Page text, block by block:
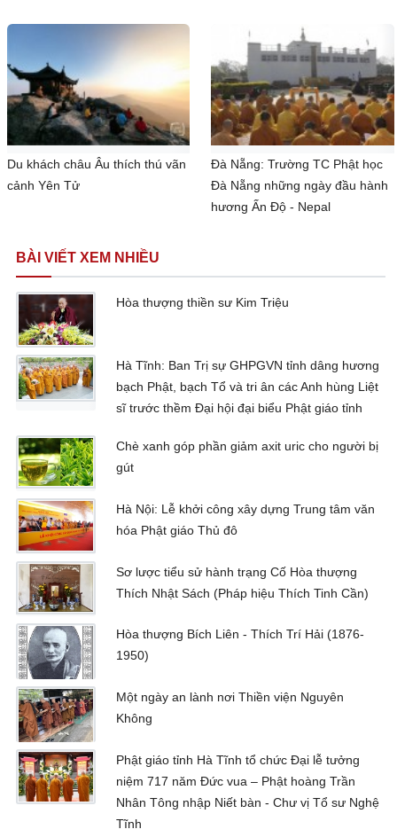
Du khách châu Âu thích thú vãn
cảnh Yên Tử
Đà Nẵng: Trường TC Phật học
Đà Nẵng những ngày đầu hành
hương Ấn Độ - Nepal
BÀI VIẾT XEM NHIỀU
Hòa thượng thiền sư Kim Triệu
Hà Tĩnh: Ban Trị sự GHPGVN tỉnh dâng hương
bạch Phật, bạch Tổ và tri ân các Anh hùng Liệt
sĩ trước thềm Đại hội đại biểu Phật giáo tỉnh
Chè xanh góp phần giảm axit uric cho người bị
gút
Hà Nội: Lễ khởi công xây dựng Trung tâm văn
hóa Phật giáo Thủ đô
Sơ lược tiểu sử hành trạng Cố Hòa thượng
Thích Nhật Sách (Pháp hiệu Thích Tinh Cần)
Hòa thượng Bích Liên - Thích Trí Hải (1876-
1950)
Một ngày an lành nơi Thiền viện Nguyên
Không
Phật giáo tỉnh Hà Tĩnh tổ chức Đại lễ tưởng
niệm 717 năm Đức vua – Phật hoàng Trần
Nhân Tông nhập Niết bàn - Chư vị Tổ sư Nghệ
Tĩnh